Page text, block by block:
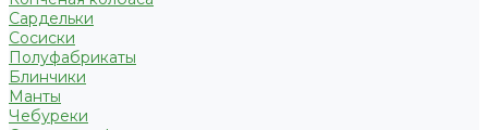
Сардельки
Сосиски
Полуфабрикаты
Блинчики
Манты
Чебуреки